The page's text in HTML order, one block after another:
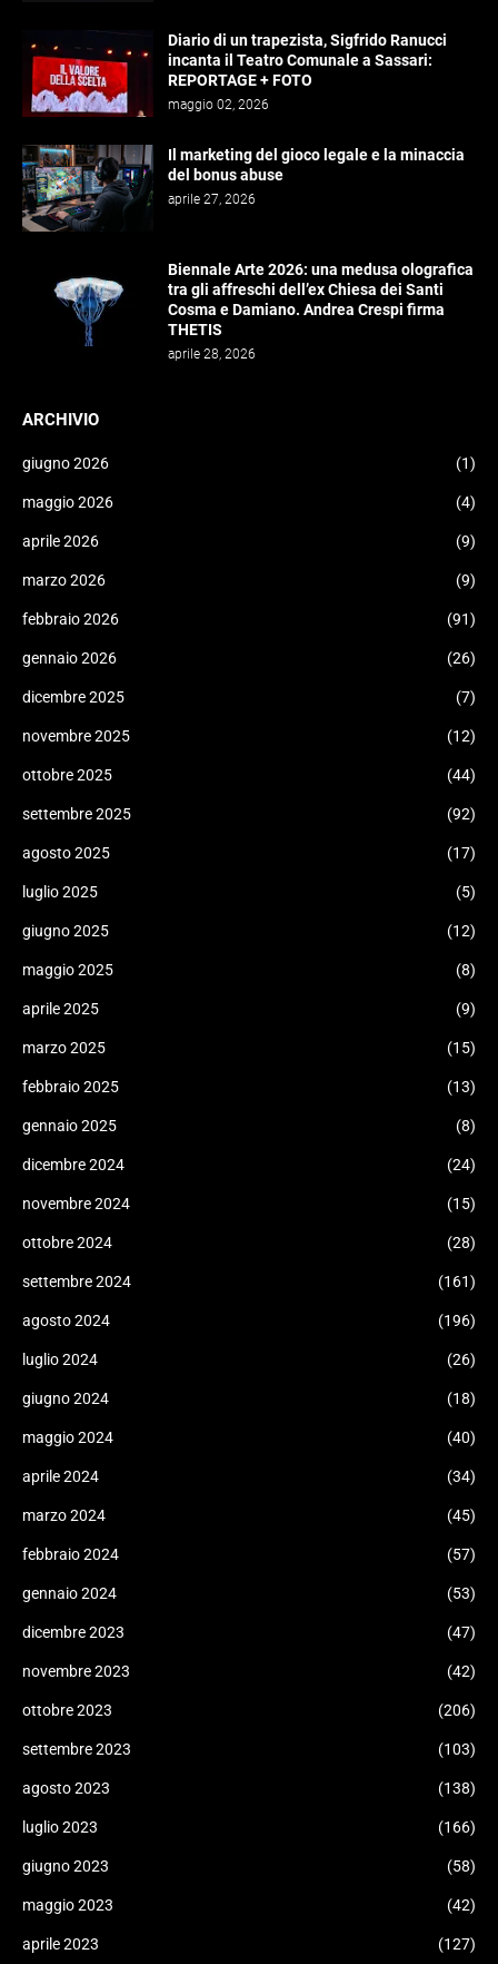
Diario di un trapezista, Sigfrido Ranucci
incanta il Teatro Comunale a Sassari:
REPORTAGE + FOTO
maggio 02, 2026
Il marketing del gioco legale e la minaccia
del bonus abuse
aprile 27, 2026
Biennale Arte 2026: una medusa olografica
tra gli affreschi dell’ex Chiesa dei Santi
Cosma e Damiano. Andrea Crespi firma
THETIS
aprile 28, 2026
ARCHIVIO
giugno 2026 (1)
maggio 2026 (4)
aprile 2026 (9)
marzo 2026 (9)
febbraio 2026 (91)
gennaio 2026 (26)
dicembre 2025 (7)
novembre 2025 (12)
ottobre 2025 (44)
settembre 2025 (92)
agosto 2025 (17)
luglio 2025 (5)
giugno 2025 (12)
maggio 2025 (8)
aprile 2025 (9)
marzo 2025 (15)
febbraio 2025 (13)
gennaio 2025 (8)
dicembre 2024 (24)
novembre 2024 (15)
ottobre 2024 (28)
settembre 2024 (161)
agosto 2024 (196)
luglio 2024 (26)
giugno 2024 (18)
maggio 2024 (40)
aprile 2024 (34)
marzo 2024 (45)
febbraio 2024 (57)
gennaio 2024 (53)
dicembre 2023 (47)
novembre 2023 (42)
ottobre 2023 (206)
settembre 2023 (103)
agosto 2023 (138)
luglio 2023 (166)
giugno 2023 (58)
maggio 2023 (42)
aprile 2023 (127)